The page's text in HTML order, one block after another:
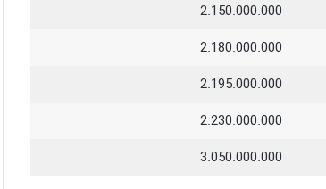
2.150.000.000
2.180.000.000
2.195.000.000
2.230.000.000
3.050.000.000